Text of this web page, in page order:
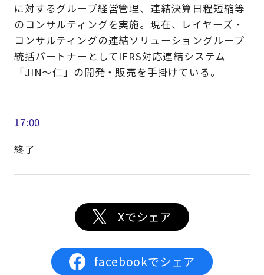
に対するグループ経営管理、連結決算日程短縮等
のコンサルティングを実施。現在、レイヤーズ・
コンサルティングの連結ソリューショングループ
統括パートナーとしてIFRS対応連結システム
「JIN～仁」の開発・販売を手掛けている。
17:00
終了
Xでシェア
facebookでシェア